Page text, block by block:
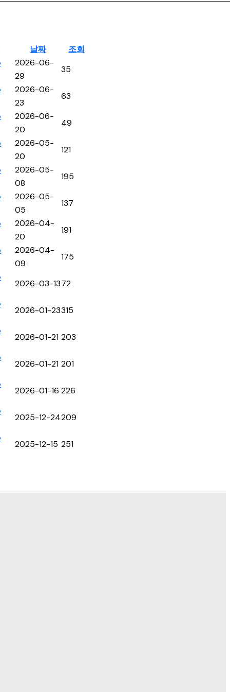
날짜
조회
2026-06-
29
35
2026-06-
23
63
2026-06-
20
49
2026-05-
20
121
2026-05-
08
195
2026-05-
05
137
2026-04-
20
191
2026-04-
09
175
2026-03-1372
2026-01-23315
2026-01-21 203
2026-01-21 201
2026-01-16 226
2025-12-24209
2025-12-15 251